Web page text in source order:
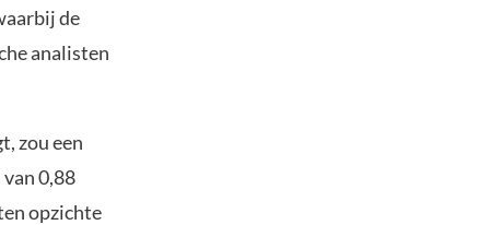
de
analisten
zou een
0,88
opzichte